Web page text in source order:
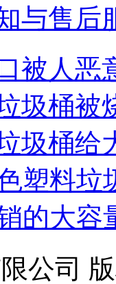
与售后
被人恶
圾桶被
圾桶给
塑料垃
的大容
公司